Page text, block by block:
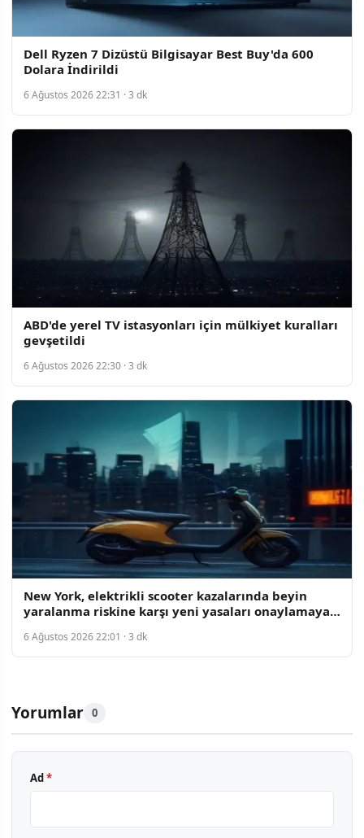
Dell Ryzen 7 Dizüstü Bilgisayar Best Buy'da 600
Dolara İndirildi
6 Ağustos 2026 22:31 · 3 dk
ABD'de yerel TV istasyonları için mülkiyet kuralları
gevşetildi
6 Ağustos 2026 22:30 · 3 dk
New York, elektrikli scooter kazalarında beyin
yaralanma riskine karşı yeni yasaları onaylamaya
6 Ağustos 2026 22:01 · 3 dk
Yorumlar 0
Ad *